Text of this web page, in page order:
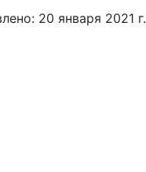
20 января 2021 г.